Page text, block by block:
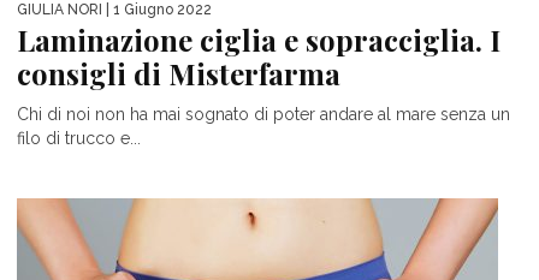
GIULIA NORI | 1 Giugno 2022
Laminazione ciglia e sopracciglia. I
consigli di Misterfarma
Chi di noi non ha mai sognato di poter andare al mare senza un
filo di trucco e...